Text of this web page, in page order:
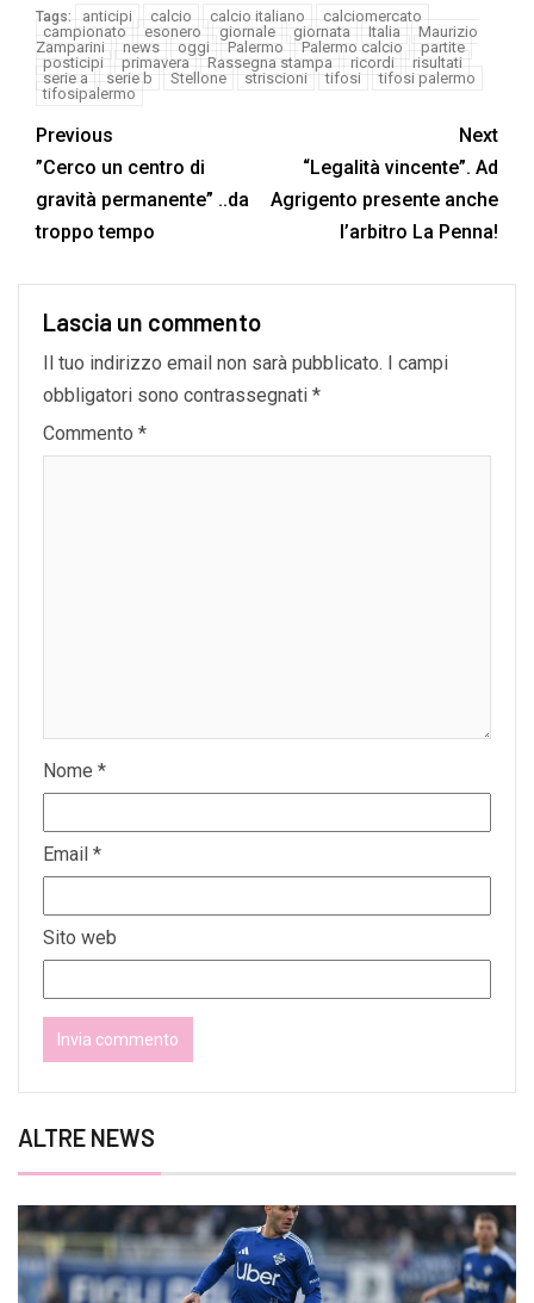
Tags: anticipi calcio calcio italiano
calciomercato
campionato
esonero giornale giornata Italia
Maurizio
Zamparini
news oggi Palermo Palermo calcio
partite
posticipi
primavera Rassegna stampa ricordi
risultati
serie a
serie b Stellone striscioni tifosi
tifosi palermo
tifosipalermo
Previous
”Cerco un centro di
gravità permanente” ..da
troppo tempo
Next
“Legalità vincente”. Ad
Agrigento presente anche
l’arbitro La Penna!
Lascia un commento
Il tuo indirizzo email non sarà pubblicato.
I campi
obbligatori sono contrassegnati *
Commento *
Nome *
Email *
Sito web
ALTRE NEWS